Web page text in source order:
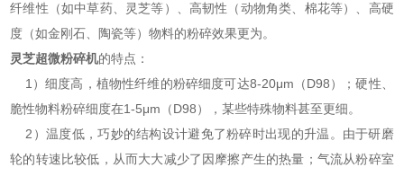
纤维性（如中草药、灵芝等）、高韧性（动物角类、棉花等）、高硬
度（如金刚石、陶瓷等）物料的粉碎效果更为。
灵芝超微粉碎机的特点：
1）细度高，植物性纤维的粉碎细度可达8-20μm（D98）；硬性、
脆性物料粉碎细度在1-5μm（D98），某些特殊物料甚至更细。
2）温度低，巧妙的结构设计避免了粉碎时出现的升温。由于研磨
轮的转速比较低，从而大大减少了因摩擦产生的热量；气流从粉碎室